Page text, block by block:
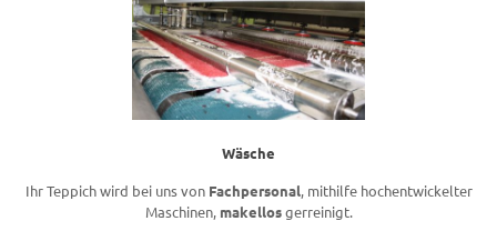
Wäsche
Ihr Teppich wird bei uns von Fachpersonal, mithilfe hochentwickelter
Maschinen, makellosgerreinigt.